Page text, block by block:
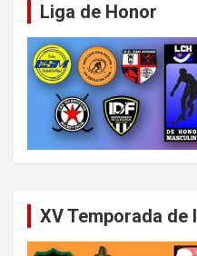
Liga de Honor
XV Temporada de